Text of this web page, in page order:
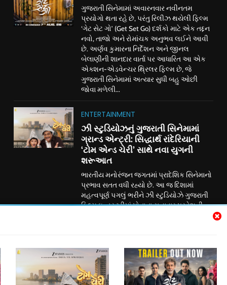
ગુજરાતી સિનેમામાં અવારનવાર નવીનતમ
પ્રયોગો થતા રહે છે, પરંતુ રિલીઝ થયેલી ફિલ્મ
‘ગેટ સેટ ગો’ (Get Set Go) દર્શકો માટે એક તદ્દન
નવો, તાજો અને રોમાંચક અનુભવ લઈને આવી
છે. અર્ણવ કુમારના નિર્દેશન અને જીનલ
બેલાણીની શાનદાર વાર્તા પર આધારિત આ એક
એક્શન-એડવેન્ચર થ્રિલર ફિલ્મ છે, જે
ગુજરાતી સિનેમામાં અત્યાર સુધી બહુ ઓછી
જોવા મળેલી...
ENTERTAINMENT
ઝી સ્ટુડિયોઝનું ગુજરાતી સિનેમામાં
ગ્રાન્ડ એન્ટ્રી: સિદ્ધાર્થ રાંદેરિયાની
‘ટોમ એન્ડ ચેરી’ સાથે નવા યુગની
શરૂઆત
ભારતીય મનોરંજન જગતમાં પ્રાદેશિક સિનેમાનો
પ્રભાવ સતત વધી રહ્યો છે. આ જ દિશામાં
મહત્વપૂર્ણ પગલું ભરીને ઝી સ્ટુડિયોઝે ગુજરાતી
ફિલ્મ ઇન્ડસ્ટ્રીમાં પોતાના સત્તાવાર પ્રવેશની
સિનેમામાં પોતાની નવી ઇનિંગ્સની શરૂઆત કરી
રહ્યું છે....